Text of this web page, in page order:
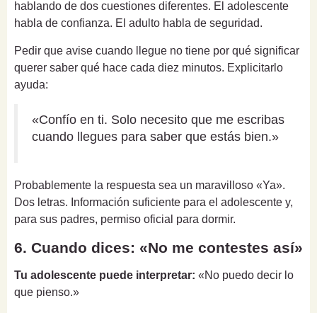
hablando de dos cuestiones diferentes. El adolescente
habla de confianza. El adulto habla de seguridad.
Pedir que avise cuando llegue no tiene por qué significar
querer saber qué hace cada diez minutos. Explicitarlo
ayuda:
«Confío en ti. Solo necesito que me escribas
cuando llegues para saber que estás bien.»
Probablemente la respuesta sea un maravilloso «Ya».
Dos letras. Información suficiente para el adolescente y,
para sus padres, permiso oficial para dormir.
6. Cuando dices: «No me contestes así»
Tu adolescente puede interpretar: «No puedo decir lo
que pienso.»